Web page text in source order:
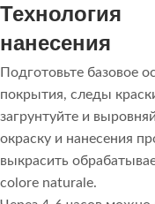
Технология
нанесения
Подготовьте базовое
покрытия, следы
загрунтуйте и
окраску и нанесения
выкрасить
colore naturale.